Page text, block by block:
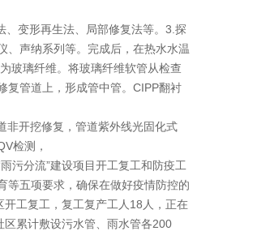
变形再生法、局部修复法等。3.探
、声纳系列等。完成后，在热水水温
玻璃纤维。将玻璃纤维软管从检查
复管道上，形成管中管。CIPP翻衬
非开挖修复，管道紫外线光固化式
检测，
污分流”建设项目开工复工和防疫工
等五项要求，确保在做好疫情防控的
工复工，复工复产工人18人，正在
累计敷设污水管、雨水管各200